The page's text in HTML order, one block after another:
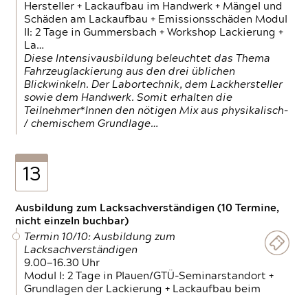
Hersteller + Lackaufbau im Handwerk + Mängel und
Schäden am Lackaufbau + Emissionsschäden Modul
II: 2 Tage in Gummersbach + Workshop Lackierung +
La…
Diese Intensivausbildung beleuchtet das Thema
Fahrzeuglackierung aus den drei üblichen
Blickwinkeln. Der Labortechnik, dem Lackhersteller
sowie dem Handwerk. Somit erhalten die
Teilnehmer*Innen den nötigen Mix aus physikalisch-
/ chemischem Grundlage…
13
Ausbildung zum Lacksachverständigen (10 Termine,
nicht einzeln buchbar)
Termin 10/10: Ausbildung zum
Lacksachverständigen
9.00—16.30 Uhr
Modul I: 2 Tage in Plauen/GTÜ-Seminarstandort +
Grundlagen der Lackierung + Lackaufbau beim